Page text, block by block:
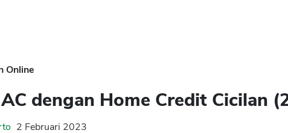
Online
dengan Home Credit Cicilan
2 Februari 2023